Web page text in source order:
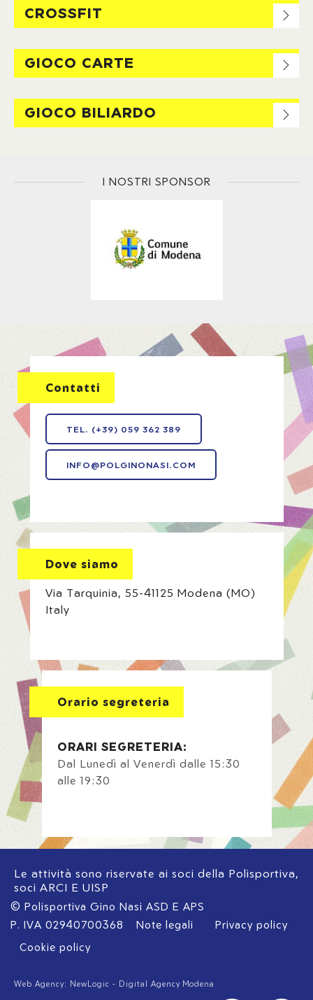
CROSSFIT
GIOCO CARTE
GIOCO BILIARDO
I NOSTRI SPONSOR
Contatti
TEL. (+39) 059 362 389
INFO@POLGINONASI.COM
Dove siamo
Via Tarquinia, 55-41125 Modena (MO)
Italy
Orario segreteria
ORARI SEGRETERIA:
Dal Lunedì al Venerdì dalle 15:30
alle 19:30
Le attività sono riservate ai soci della Polisportiva,
soci ARCI E UISP
© Polisportiva Gino Nasi ASD E APS
P. IVA 02940700368
Note legali
Privacy policy
Cookie policy
Web Agency: NewLogic - Digital Agency Modena